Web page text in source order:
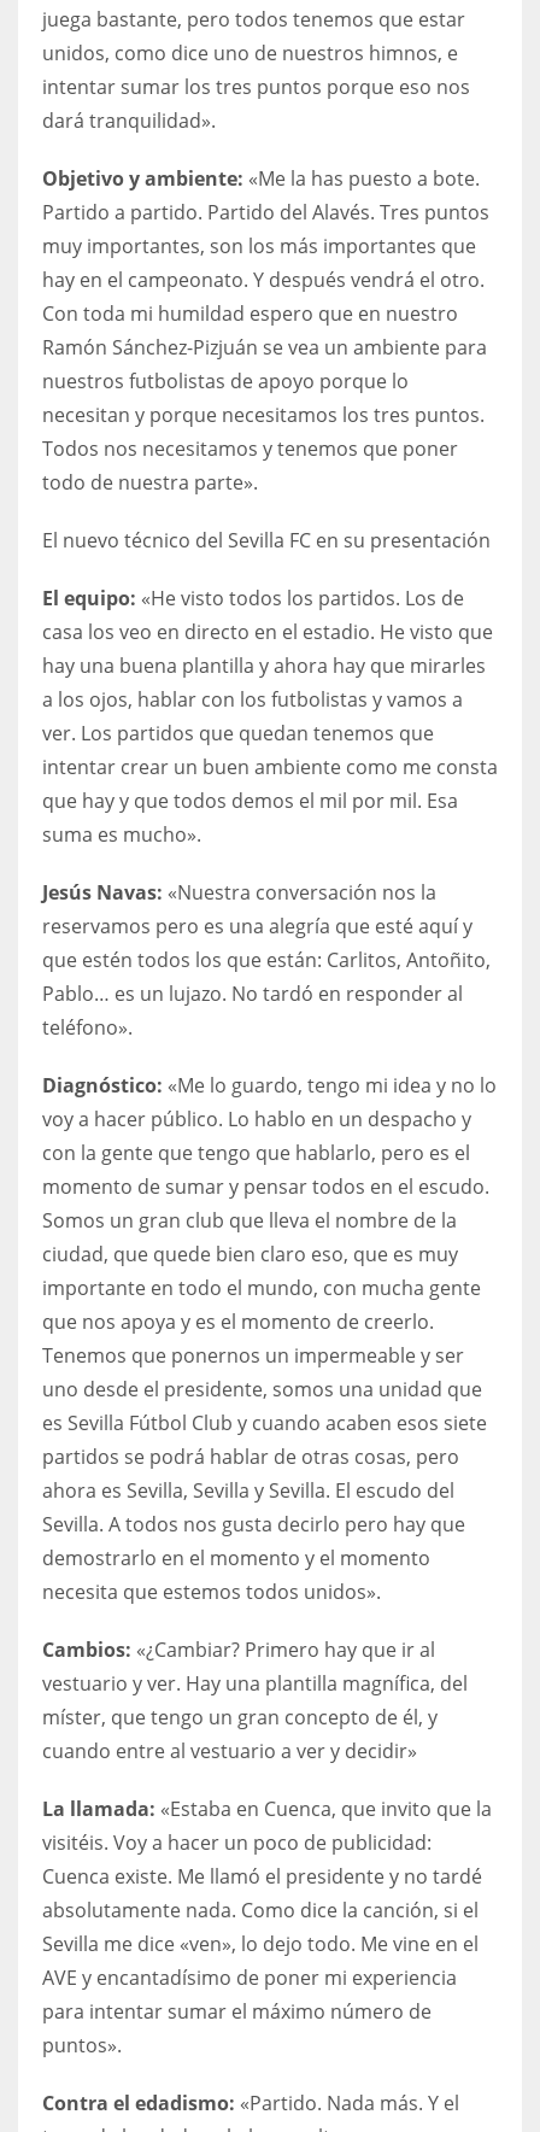
22
WSH
26
juega bastante, pero todos tenemos que estar
unidos, como dice uno de nuestros himnos, e
intentar sumar los tres puntos porque eso nos
dará tranquilidad».
Objetivo y ambiente: «Me la has puesto a bote.
Partido a partido. Partido del Alavés. Tres puntos
muy importantes, son los más importantes que
hay en el campeonato. Y después vendrá el otro.
Con toda mi humildad espero que en nuestro
Ramón Sánchez-Pizjuán se vea un ambiente para
nuestros futbolistas de apoyo porque lo
necesitan y porque necesitamos los tres puntos.
Todos nos necesitamos y tenemos que poner
todo de nuestra parte».
El nuevo técnico del Sevilla FC en su presentación
El equipo: «He visto todos los partidos. Los de
casa los veo en directo en el estadio. He visto que
hay una buena plantilla y ahora hay que mirarles
a los ojos, hablar con los futbolistas y vamos a
ver. Los partidos que quedan tenemos que
intentar crear un buen ambiente como me consta
que hay y que todos demos el mil por mil. Esa
suma es mucho».
Jesús Navas: «Nuestra conversación nos la
reservamos pero es una alegría que esté aquí y
que estén todos los que están: Carlitos, Antoñito,
Pablo… es un lujazo. No tardó en responder al
teléfono».
Diagnóstico: «Me lo guardo, tengo mi idea y no lo
voy a hacer público. Lo hablo en un despacho y
con la gente que tengo que hablarlo, pero es el
momento de sumar y pensar todos en el escudo.
Somos un gran club que lleva el nombre de la
ciudad, que quede bien claro eso, que es muy
importante en todo el mundo, con mucha gente
que nos apoya y es el momento de creerlo.
Tenemos que ponernos un impermeable y ser
uno desde el presidente, somos una unidad que
es Sevilla Fútbol Club y cuando acaben esos siete
partidos se podrá hablar de otras cosas, pero
ahora es Sevilla, Sevilla y Sevilla. El escudo del
Sevilla. A todos nos gusta decirlo pero hay que
demostrarlo en el momento y el momento
necesita que estemos todos unidos».
Cambios: «¿Cambiar? Primero hay que ir al
vestuario y ver. Hay una plantilla magnífica, del
míster, que tengo un gran concepto de él, y
cuando entre al vestuario a ver y decidir»
La llamada: «Estaba en Cuenca, que invito que la
visitéis. Voy a hacer un poco de publicidad:
Cuenca existe. Me llamó el presidente y no tardé
absolutamente nada. Como dice la canción, si el
Sevilla me dice «ven», lo dejo todo. Me vine en el
AVE y encantadísimo de poner mi experiencia
para intentar sumar el máximo número de
puntos».
Contra el edadismo: «Partido. Nada más. Y el